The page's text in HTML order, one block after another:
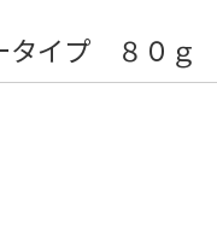
タイプ ８０ｇ